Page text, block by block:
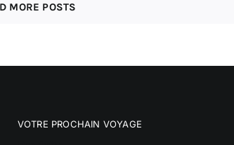
MORE POSTS
VOTRE PROCHAIN VOYAGE